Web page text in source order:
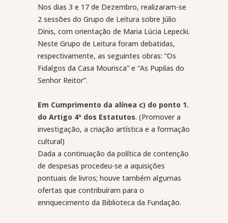
Nos dias 3 e 17 de Dezembro, realizaram-se
2 sessões do Grupo de Leitura sobre Júlio
Dinis, com orientação de Maria Lúcia Lepecki.
Neste Grupo de Leitura foram debatidas,
respectivamente, as seguintes obras: “Os
Fidalgos da Casa Mourisca” e “As Pupilas do
Senhor Reitor”.
Em Cumprimento da alínea c) do ponto 1.
do Artigo 4º dos Estatutos. (Promover a
investigação, a criação artística e a formação
cultural)
Dada a continuação da política de contenção
de despesas procedeu-se a aquisições
pontuais de livros; houve também algumas
ofertas que contribuíram para o
enriquecimento da Biblioteca da Fundação.